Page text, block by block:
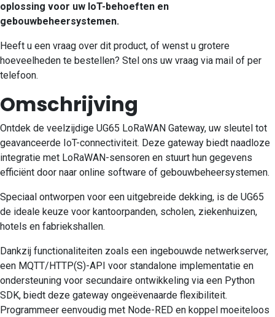
oplossing voor uw IoT-behoeften en
gebouwbeheersystemen.
Heeft u een vraag over dit product, of wenst u grotere
hoeveelheden te bestellen? Stel ons uw vraag via mail of per
telefoon.
Omschrijving
Ontdek de veelzijdige UG65 LoRaWAN Gateway, uw sleutel tot
geavanceerde IoT-connectiviteit. Deze gateway biedt naadloze
integratie met LoRaWAN-sensoren en stuurt hun gegevens
efficiënt door naar online software of gebouwbeheersystemen.
Speciaal ontworpen voor een uitgebreide dekking, is de UG65
de ideale keuze voor kantoorpanden, scholen, ziekenhuizen,
hotels en fabriekshallen.
Dankzij functionaliteiten zoals een ingebouwde netwerkserver,
een MQTT/HTTP(S)-API voor standalone implementatie en
ondersteuning voor secundaire ontwikkeling via een Python
SDK, biedt deze gateway ongeëvenaarde flexibiliteit.
Programmeer eenvoudig met Node-RED en koppel moeiteloos